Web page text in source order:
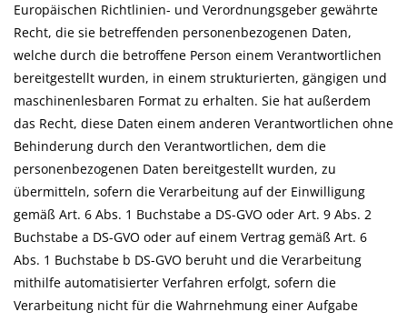
Europäischen Richtlinien- und Verordnungsgeber gewährte
Recht, die sie betreffenden personenbezogenen Daten,
welche durch die betroffene Person einem Verantwortlichen
bereitgestellt wurden, in einem strukturierten, gängigen und
maschinenlesbaren Format zu erhalten. Sie hat außerdem
das Recht, diese Daten einem anderen Verantwortlichen ohne
Behinderung durch den Verantwortlichen, dem die
personenbezogenen Daten bereitgestellt wurden, zu
übermitteln, sofern die Verarbeitung auf der Einwilligung
gemäß Art. 6 Abs. 1 Buchstabe a DS-GVO oder Art. 9 Abs. 2
Buchstabe a DS-GVO oder auf einem Vertrag gemäß Art. 6
Abs. 1 Buchstabe b DS-GVO beruht und die Verarbeitung
mithilfe automatisierter Verfahren erfolgt, sofern die
Verarbeitung nicht für die Wahrnehmung einer Aufgabe